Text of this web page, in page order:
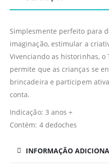
Simplesmente perfeito para
imaginação, estimular a
Vivenciando as historinhas,
permite que as crianças se
brincadeira e participem
conta.
Indicação: 3 anos +
Contém: 4 dedoches
INFORMAÇÃO